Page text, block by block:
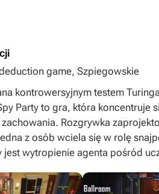
game, Szpiegowskie
kontrowersyjnym testem
Party to gra, która koncentruje
Rozgrywka
z osób wciela się w rolę
wytropienie agenta pośród
nie zdradzić naszej